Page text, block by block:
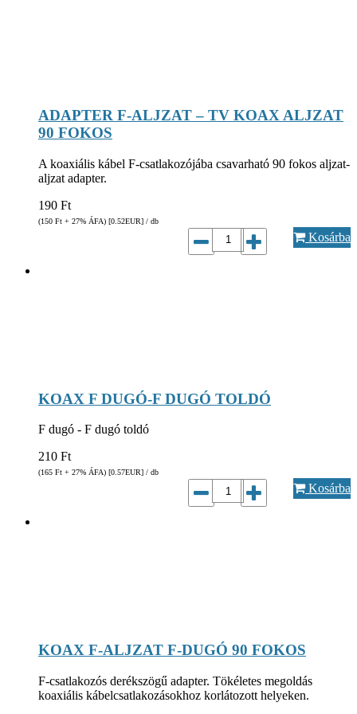
ADAPTER F-ALJZAT – TV KOAX ALJZAT
90 FOKOS
A koaxiális kábel F-csatlakozójába csavarható 90 fokos aljzat-
aljzat adapter.
190 Ft
(150 Ft + 27% ÁFA) [0.52EUR] / db
Kosárba
KOAX F DUGÓ-F DUGÓ TOLDÓ
F dugó - F dugó toldó
210 Ft
(165 Ft + 27% ÁFA) [0.57EUR] / db
Kosárba
KOAX F-ALJZAT F-DUGÓ 90 FOKOS
F-csatlakozós derékszögű adapter. Tökéletes megoldás
koaxiális kábelcsatlakozásokhoz korlátozott helyeken.